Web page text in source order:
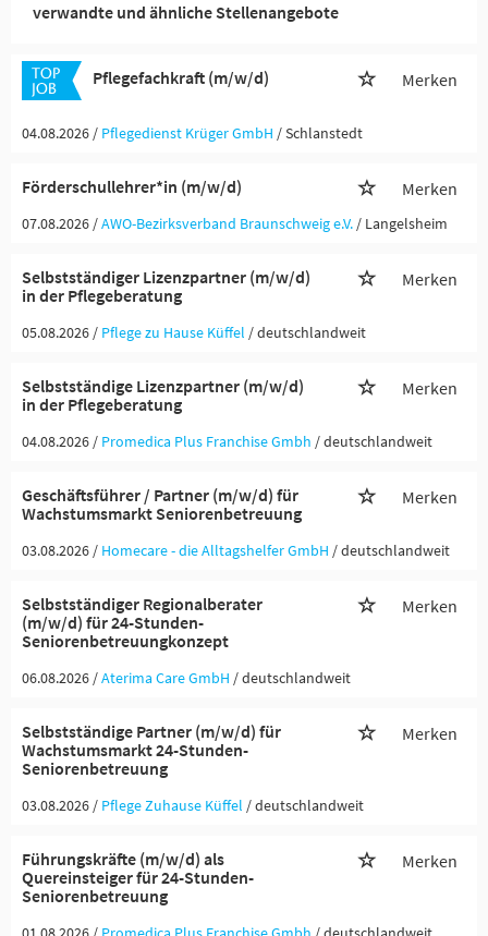
verwandte und ähnliche Stellenangebote
Pflegefachkraft (m/w/d) Merken
04.08.2026 / Pflegedienst Krüger GmbH / Schlanstedt
Förderschullehrer*in (m/w/d) Merken
07.08.2026 /AWO-Bezirksverband Braunschweig e.V. / Langelsheim
Selbstständiger Lizenzpartner (m/w/d)
in der Pflegeberatung
Merken
05.08.2026 / Pflege zu Hause Küffel / deutschlandweit
Selbstständige Lizenzpartner (m/w/d)
in der Pflegeberatung
Merken
04.08.2026 / Promedica Plus Franchise Gmbh / deutschlandweit
Geschäftsführer / Partner (m/w/d) für
Wachstumsmarkt Seniorenbetreuung
Merken
03.08.2026 / Homecare - die Alltagshelfer GmbH / deutschlandweit
Selbstständiger Regionalberater
(m/w/d) für 24-Stunden-
Seniorenbetreuungkonzept
Merken
06.08.2026 /Aterima Care GmbH / deutschlandweit
Selbstständige Partner (m/w/d) für
Wachstumsmarkt 24-Stunden-
Seniorenbetreuung
Merken
03.08.2026 / Pflege Zuhause Küffel / deutschlandweit
Führungskräfte (m/w/d) als
Quereinsteiger für 24-Stunden-
Seniorenbetreuung
Merken